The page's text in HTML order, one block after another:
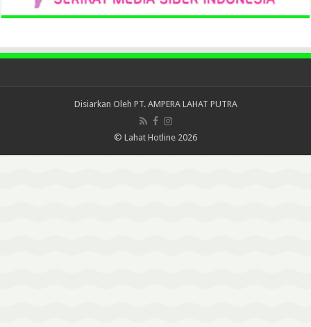
Disiarkan Oleh PT. AMPERA LAHAT PUTRA
© Lahat Hotline 2026